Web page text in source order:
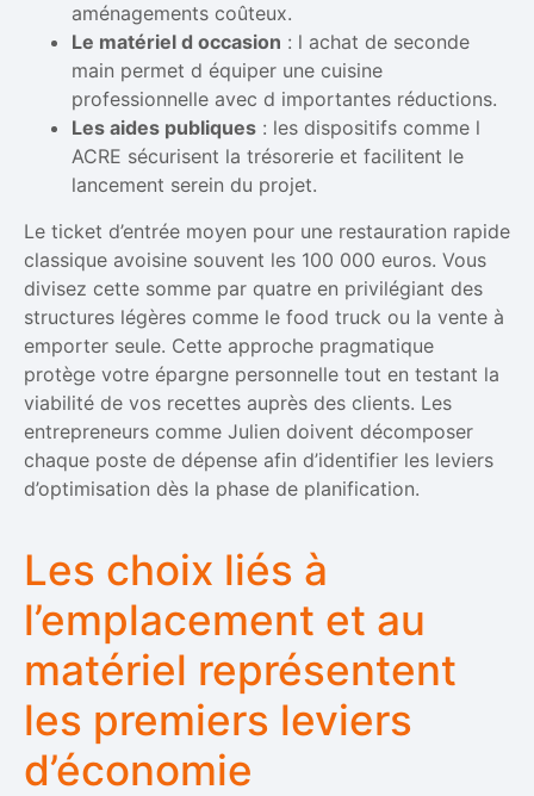
aménagements coûteux.
Le matériel d occasion : l achat de seconde
main permet d équiper une cuisine
professionnelle avec d importantes réductions.
Les aides publiques : les dispositifs comme l
ACRE sécurisent la trésorerie et facilitent le
lancement serein du projet.
Le ticket d’entrée moyen pour une restauration rapide
classique avoisine souvent les 100 000 euros. Vous
divisez cette somme par quatre en privilégiant des
structures légères comme le food truck ou la vente à
emporter seule. Cette approche pragmatique
protège votre épargne personnelle tout en testant la
viabilité de vos recettes auprès des clients. Les
entrepreneurs comme Julien doivent décomposer
chaque poste de dépense afin d’identifier les leviers
d’optimisation dès la phase de planification.
Les choix liés à
l’emplacement et au
matériel représentent
les premiers leviers
d’économie